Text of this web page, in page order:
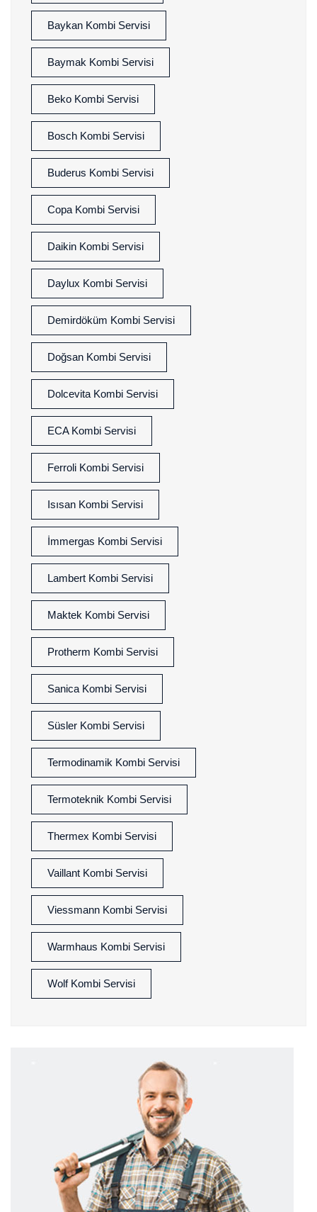
Baykan Kombi Servisi
Baymak Kombi Servisi
Beko Kombi Servisi
Bosch Kombi Servisi
Buderus Kombi Servisi
Copa Kombi Servisi
Daikin Kombi Servisi
Daylux Kombi Servisi
Demirdöküm Kombi Servisi
Doğsan Kombi Servisi
Dolcevita Kombi Servisi
ECA Kombi Servisi
Ferroli Kombi Servisi
Isısan Kombi Servisi
İmmergas Kombi Servisi
Lambert Kombi Servisi
Maktek Kombi Servisi
Protherm Kombi Servisi
Sanica Kombi Servisi
Süsler Kombi Servisi
Termodinamik Kombi Servisi
Termoteknik Kombi Servisi
Thermex Kombi Servisi
Vaillant Kombi Servisi
Viessmann Kombi Servisi
Warmhaus Kombi Servisi
Wolf Kombi Servisi